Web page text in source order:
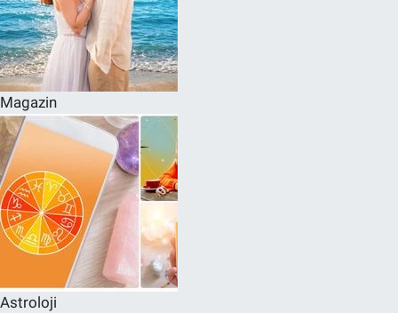
Magazin
Astroloji